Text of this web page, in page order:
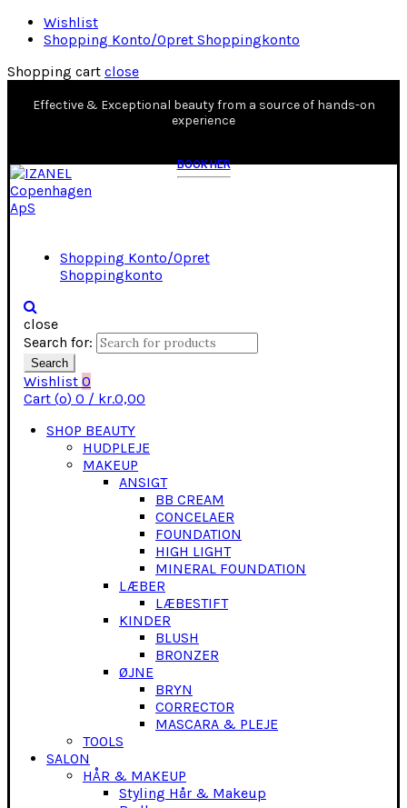
Wishlist
Shopping Konto/Opret Shoppingkonto
Shopping cart close
Effective & Exceptional beauty from a source of hands-on
experience
BOOK HER
Shopping Konto/Opret
Shoppingkonto
close
Search for:
Search
Wishlist 0
Cart (o) 0 / kr.0,00
SHOP BEAUTY
HUDPLEJE
MAKEUP
ANSIGT
BB CREAM
CONCELAER
FOUNDATION
HIGH LIGHT
MINERAL FOUNDATION
LÆBER
LÆBESTIFT
KINDER
BLUSH
BRONZER
ØJNE
BRYN
CORRECTOR
MASCARA & PLEJE
TOOLS
SALON
HÅR & MAKEUP
Styling Hår & Makeup